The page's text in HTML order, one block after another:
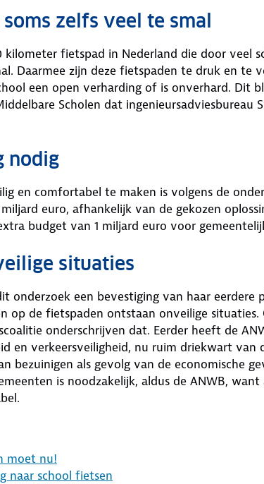
zelfs veel te smal
kilometer fietspad in Nederland die door veel
Daarmee zijn deze fietspaden te druk en te
een open verharding of is onverhard. Dit
Scholen dat ingenieursadviesbureau
nodig
en comfortabel te maken is volgens de
euro, afhankelijk van de gekozen
budget van 1 miljard euro voor
situaties
onderzoek een bevestiging van haar
op de fietspaden ontstaan onveilige
onderschrijven dat. Eerder heeft de
en verkeersveiligheid, nu ruim driekwart van
bezuinigen als gevolg van de economische
is noodzakelijk, aldus de ANWB,
moet nu!
naar school fietsen